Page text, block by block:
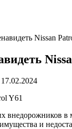
Nissan
17.02.2024
внедорожников
и